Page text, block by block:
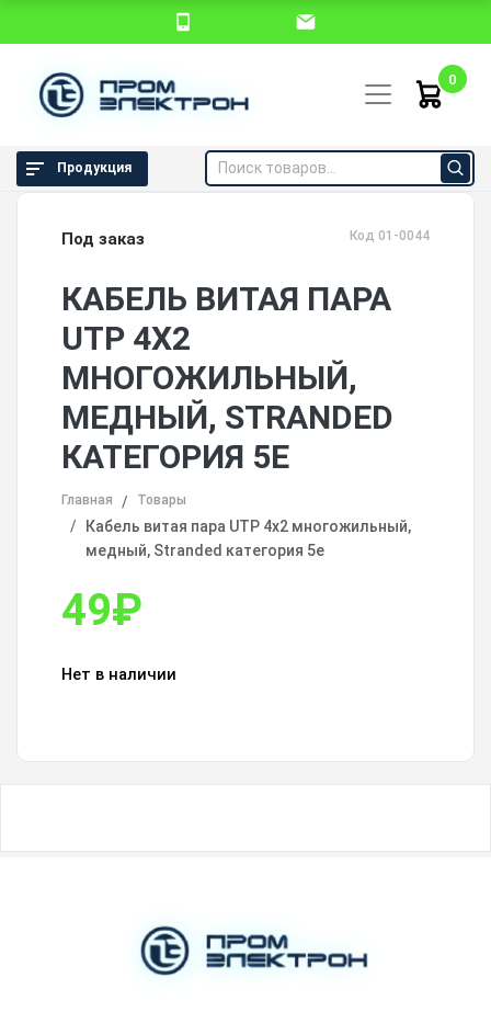
0
Продукция
Под заказ Код 01-0044
КАБЕЛЬ ВИТАЯ ПАРА
UTP 4Х2
МНОГОЖИЛЬНЫЙ,
МЕДНЫЙ, STRANDED
КАТЕГОРИЯ 5E
Главная Товары
Кабель витая пара UTP 4х2 многожильный,
медный, Stranded категория 5e
49₽
Нет в наличии